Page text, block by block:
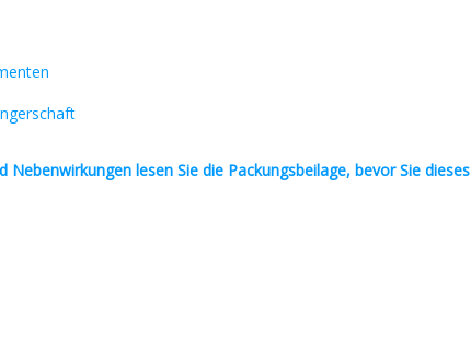
Nebenwirkungenlesen Sie die Packungsbeilage, bevor Sie dieses